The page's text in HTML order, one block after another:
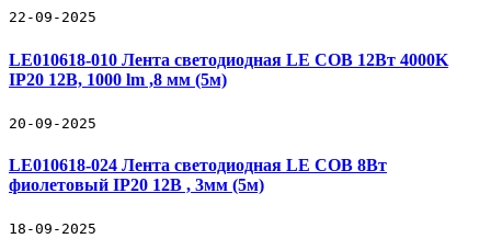
22-09-2025
LE010618-010 Лента светодиодная LE COB 12Вт 4000K
IP20 12В, 1000 lm ,8 мм (5м)
20-09-2025
LE010618-024 Лента светодиодная LE COB 8Вт
фиолетовый IP20 12В , 3мм (5м)
18-09-2025